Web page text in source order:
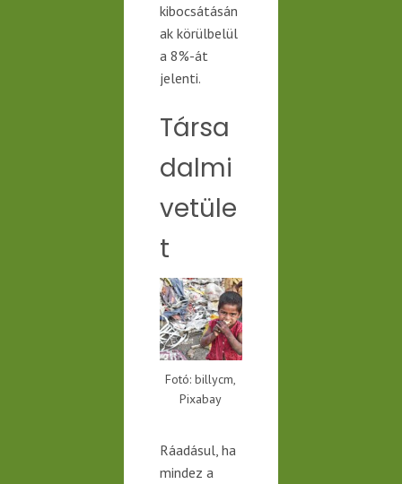
kibocsátásán
ak körülbelül
a 8%-át
jelenti.
Társa
dalmi
vetüle
t
Fotó: billycm,
Pixabay
Ráadásul, ha
mindez a